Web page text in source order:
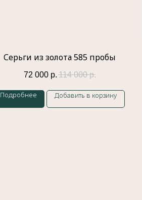
Серьги из золота 585 пробы
72 000 р. 114 000 р.
Подробнее Добавить в корзину